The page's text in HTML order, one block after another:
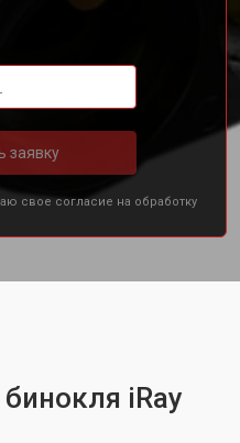
заявку
свое согласие на обработку
iRay